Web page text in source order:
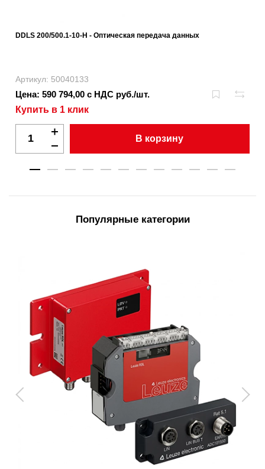
DDLS 200/500.1-10-H - Оптическая передача данных
Артикул: 50040133
Цена: 590 794,00 с НДС руб./шт.
Купить в 1 клик
В корзину
Популярные категории